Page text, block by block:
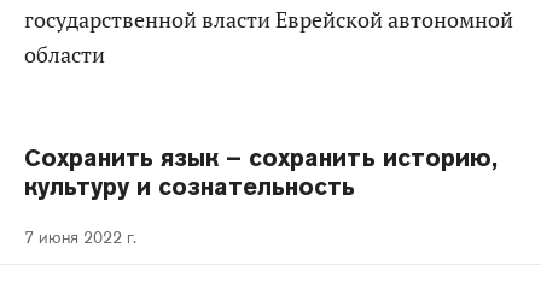
государственной власти Еврейской автономной
области
Сохранить язык – сохранить историю,
культуру и сознательность
7 июня 2022 г.